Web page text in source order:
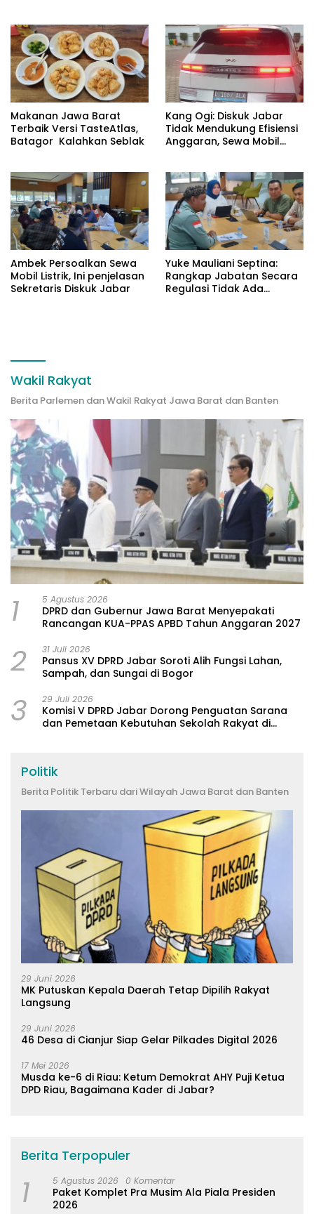
Makanan Jawa Barat
Terbaik Versi TasteAtlas,
Batagor Kalahkan Seblak
Kang Ogi: Diskuk Jabar
Tidak Mendukung Efisiensi
Anggaran, Sewa Mobil
Ambek Persoalkan Sewa
Mobil Listrik, Ini penjelasan
Sekretaris Diskuk Jabar
Yuke Mauliani Septina:
Rangkap Jabatan Secara
Regulasi Tidak Ada
Wakil Rakyat
Berita Parlemen dan Wakil Rakyat Jawa Barat dan Banten
1 5 Agustus 2026
DPRD dan Gubernur Jawa Barat Menyepakati
Rancangan KUA-PPAS APBD Tahun Anggaran 2027
2 31 Juli 2026
Pansus XV DPRD Jabar Soroti Alih Fungsi Lahan,
Sampah, dan Sungai di Bogor
3 29 Juli 2026
Komisi V DPRD Jabar Dorong Penguatan Sarana
dan Pemetaan Kebutuhan Sekolah Rakyat di
Politik
Berita Politik Terbaru dari Wilayah Jawa Barat dan Banten
29 Juni 2026
MK Putuskan Kepala Daerah Tetap Dipilih Rakyat
Langsung
29 Juni 2026
46 Desa di Cianjur Siap Gelar Pilkades Digital 2026
17 Mei 2026
Musda ke-6 di Riau: Ketum Demokrat AHY Puji Ketua
DPD Riau, Bagaimana Kader di Jabar?
Berita Terpopuler
1 5 Agustus 2026 0 Komentar
Paket Komplet Pra Musim Ala Piala Presiden
2026